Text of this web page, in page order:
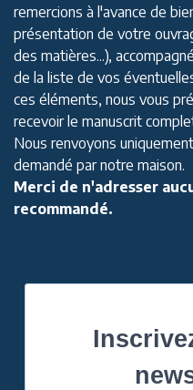
remercions à l'avance de
présentation de votre
des matières...),
de la liste de vos
ces éléments, nous vous
recevoir le manuscrit
Nous renvoyons
demandé par notre maison.
Merci de n'adresser
recommandé.